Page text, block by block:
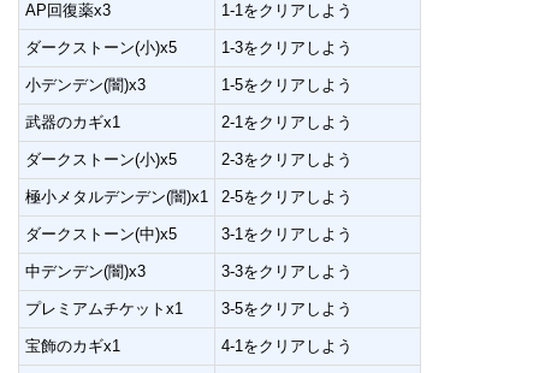
AP回復薬x3 1-1をクリアしよう
ダークストーン(小)x5 1-3をクリアしよう
小デンデン(闇)x3 1-5をクリアしよう
武器のカギx1 2-1をクリアしよう
ダークストーン(小)x5 2-3をクリアしよう
極小メタルデンデン(闇)x1 2-5をクリアしよう
ダークストーン(中)x5 3-1をクリアしよう
中デンデン(闇)x3 3-3をクリアしよう
プレミアムチケットx1 3-5をクリアしよう
宝飾のカギx1 4-1をクリアしよう